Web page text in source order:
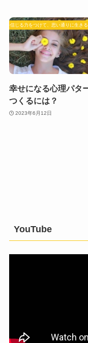
分を信じる力をつけて、思い通りに生き
幸せになる心理パタ
つくるには？
2023年6月12日
YouTube